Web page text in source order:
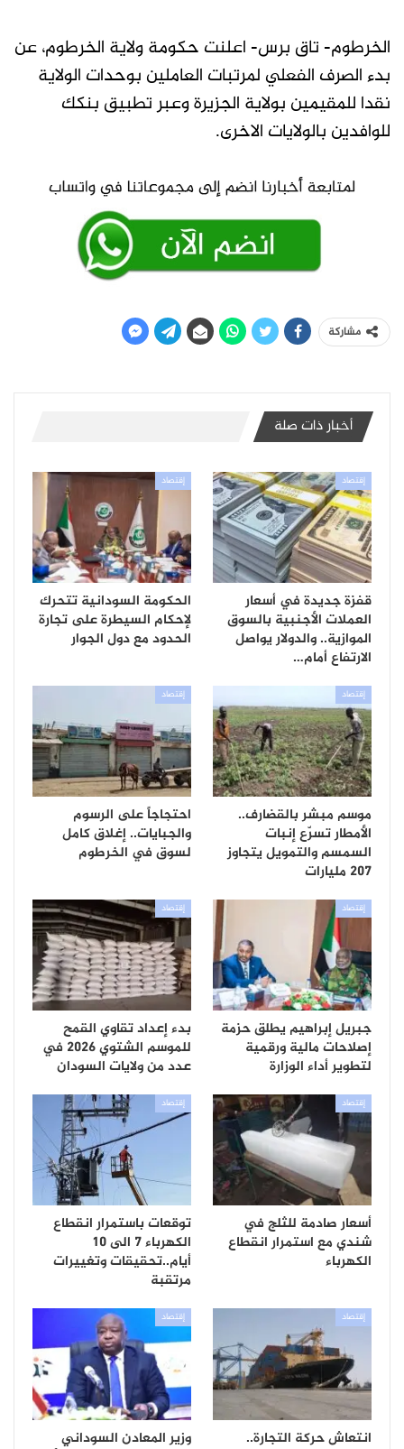
الخرطوم- تاق برس- اعلنت حكومة ولاية الخرطوم، عن
بدء الصرف الفعلي لمرتبات العاملين بوحدات الولاية
نقدا للمقيمين بولاية الجزيرة وعبر تطبيق بنكك
للوافدين بالولايات الاخرى.
مشاركة
أخبار ذات صلة
إقتصاد
قفزة جديدة في أسعار
العملات الأجنبية بالسوق
الموازية.. والدولار يواصل
الارتفاع أمام…
إقتصاد
الحكومة السودانية تتحرك
لإحكام السيطرة على تجارة
الحدود مع دول الجوار
إقتصاد
موسم مبشر بالقضارف..
الأمطار تسرّع إنبات
السمسم والتمويل يتجاوز
207 مليارات
إقتصاد
احتجاجاً على الرسوم
والجبايات.. إغلاق كامل
لسوق في الخرطوم
إقتصاد
جبريل إبراهيم يطلق حزمة
إصلاحات مالية ورقمية
لتطوير أداء الوزارة
إقتصاد
بدء إعداد تقاوي القمح
للموسم الشتوي 2026 في
عدد من ولايات السودان
إقتصاد
أسعار صادمة للثلج في
شندي مع استمرار انقطاع
الكهرباء
إقتصاد
توقعات باستمرار انقطاع
الكهرباء 7 الى 10
أيام..تحقيقات وتغييرات
مرتقبة
إقتصاد
انتعاش حركة التجارة..
إقتصاد
وزير المعادن السوداني